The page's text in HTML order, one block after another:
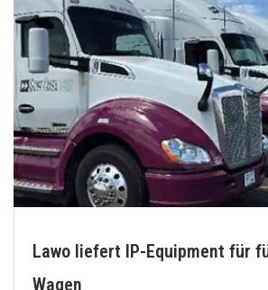
Lawo liefert IP-Equipment für
Wagen